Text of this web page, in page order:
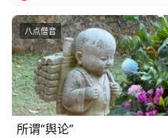
八点僧音
所谓“舆论”